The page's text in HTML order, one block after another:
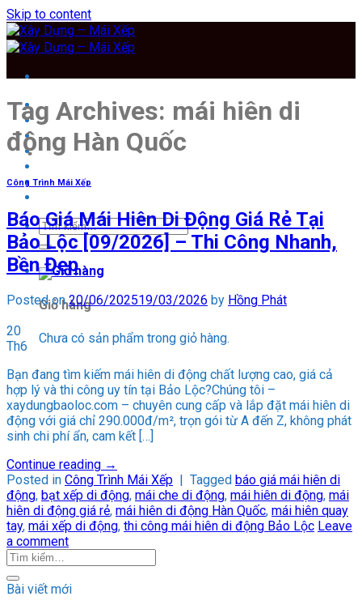
Skip to content
TRANG CHỦ
THIẾT KẾ XÂY DỰNG
MÁI XẾP
BẠT CUỐN
MÁI HIÊN
Giỏ hàng
Chưa có sản phẩm trong giỏ hàng.
Tag Archives: mái hiên di
động Hàn Quốc
Công Trình Mái Xếp
Báo Giá Mái Hiên Di Động Giá Rẻ Tại
Bảo Lộc [09/2026] – Thi Công Nhanh,
Bền Đẹp
Posted on20/06/202519/03/2026 by Hồng Phát
20
Th6
Bạn đang tìm kiếm mái hiên di động chất lượng cao, giá cả
hợp lý và thi công uy tín tại Bảo Lộc?Chúng tôi –
xaydungbaoloc.com – chuyên cung cấp và lắp đặt mái hiên di
động với giá chỉ 290.000đ/m², trọn gói từ A đến Z, không phát
sinh chi phí ẩn, cam kết […]
Continue reading →
Posted in Công Trình Mái Xếp Tagged báo giá mái hiên di
động, bạt xếp di động, mái che di động, mái hiên di động, mái
hiên di động giá rẻ, mái hiên di động Hàn Quốc, mái hiên quay
tay, mái xếp di động, thi công mái hiên di động Bảo Lộc Leave
a comment
Bài viết mới